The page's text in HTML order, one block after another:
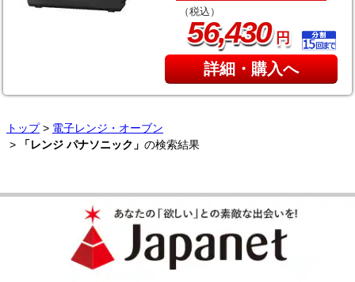
（税込）
56,430円
詳細・購入へ
トップ> 電子レンジ・オーブン
>
「レンジ パナソニック」 の検索結果